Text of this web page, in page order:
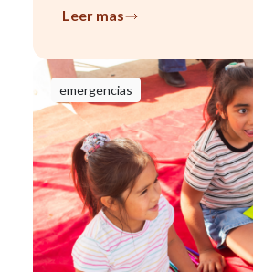
en famil...
Leer mas
emergencias